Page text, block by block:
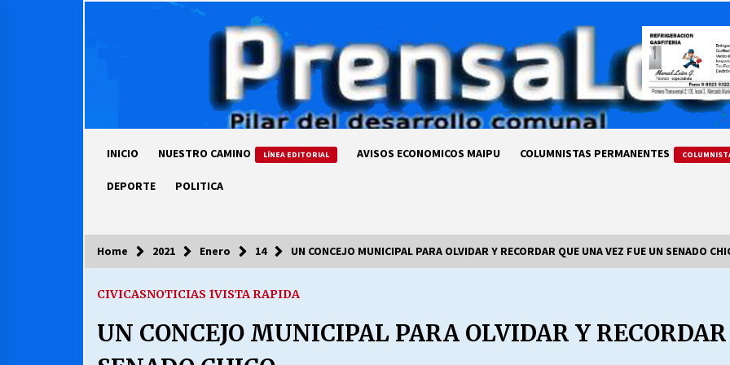
INICIO NUESTRO CAMINO LÍNEA EDITORIAL AVISOS ECONOMICOS MAIPU COLUMNISTAS PERMANENTES
DEPORTE POLITICA
COLUMNISTA
luz… ¿Y cuándo van a bajar?
03/08/2026
69 AÑOS DE HISTORIA
28/07/2026
Home 2021 Enero 14 UN CONCEJO MUNICIPAL PARA OLVIDAR Y RECORDAR QUE UNA VEZ FUE UN SENADO
CIVICASNOTICIAS 1VISTA RAPIDA
UN CONCEJO MUNICIPAL PARA OLVIDAR Y